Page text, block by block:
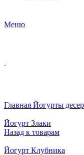
Меню
Главная Йогурты
Йогурт Злаки
Назад к товарам
Йогурт Клубника